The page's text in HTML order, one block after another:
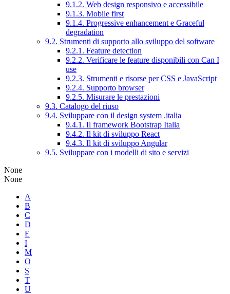
9.1.2. Web design responsivo e accessibile
9.1.3. Mobile first
9.1.4. Progressive enhancement e Graceful
degradation
9.2. Strumenti di supporto allo sviluppo del software
9.2.1. Feature detection
9.2.2. Verificare le feature disponibili con Can I
use
9.2.3. Strumenti e risorse per CSS e JavaScript
9.2.4. Supporto browser
9.2.5. Misurare le prestazioni
9.3. Catalogo del riuso
9.4. Sviluppare con il design system .italia
9.4.1. Il framework Bootstrap Italia
9.4.2. Il kit di sviluppo React
9.4.3. Il kit di sviluppo Angular
9.5. Sviluppare con i modelli di sito e servizi
None
None
A
B
C
D
E
I
M
O
S
T
U